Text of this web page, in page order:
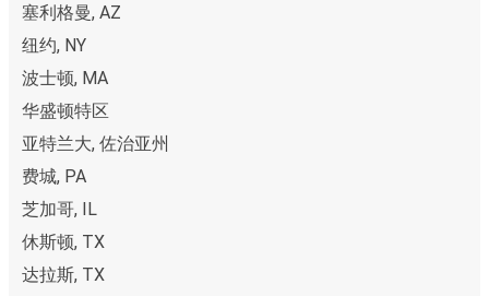
塞利格曼, AZ
纽约, NY
波士顿, MA
华盛顿特区
亚特兰大, 佐治亚州
费城, PA
芝加哥, IL
休斯顿, TX
达拉斯, TX